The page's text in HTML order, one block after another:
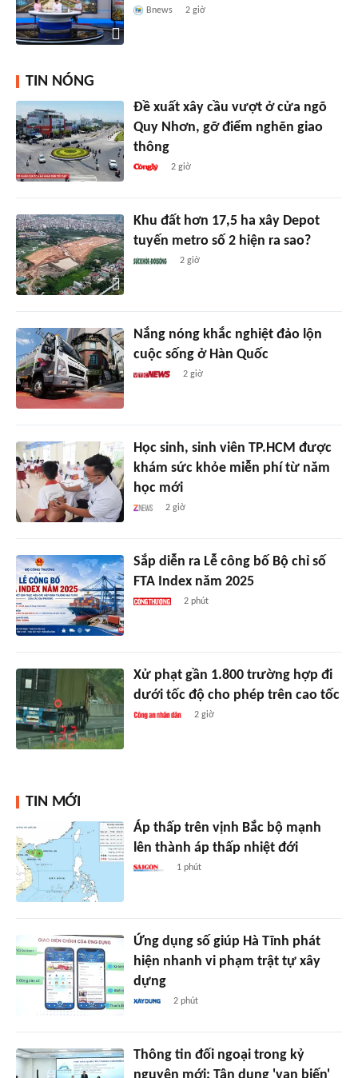
Bnews 2 giờ
TIN NÓNG
Đề xuất xây cầu vượt ở cửa ngõ
Quy Nhơn, gỡ điểm nghẽn giao
thông
2 giờ
Khu đất hơn 17,5 ha xây Depot
tuyến metro số 2 hiện ra sao?
2 giờ
Nắng nóng khắc nghiệt đảo lộn
cuộc sống ở Hàn Quốc
2 giờ
Học sinh, sinh viên TP.HCM được
khám sức khỏe miễn phí từ năm
học mới
2 giờ
Sắp diễn ra Lễ công bố Bộ chỉ số
FTA Index năm 2025
2 phút
Xử phạt gần 1.800 trường hợp đi
dưới tốc độ cho phép trên cao tốc
2 giờ
TIN MỚI
Áp thấp trên vịnh Bắc bộ mạnh
lên thành áp thấp nhiệt đới
1 phút
Ứng dụng số giúp Hà Tĩnh phát
hiện nhanh vi phạm trật tự xây
dựng
2 phút
Thông tin đối ngoại trong kỷ